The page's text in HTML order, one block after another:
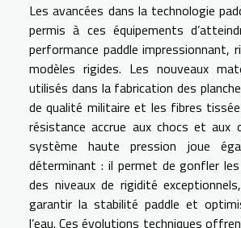
Les avancées dans la technologie
permis à ces équipements
performance paddle impressionnant,
modèles rigides. Les nouveaux
utilisés dans la fabrication des
de qualité militaire et les fibres
résistance accrue aux chocs et aux
système haute pression joue
déterminant : il permet de gonfler les
des niveaux de rigidité
garantir la stabilité paddle et
l’eau. Ces évolutions techniques